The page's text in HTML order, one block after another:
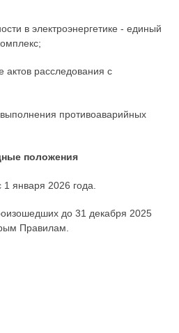
в электроэнергетике - единый
расследования с
противоаварийных
положения
января 2026 года.
до 31 декабря 2025
Правилам.